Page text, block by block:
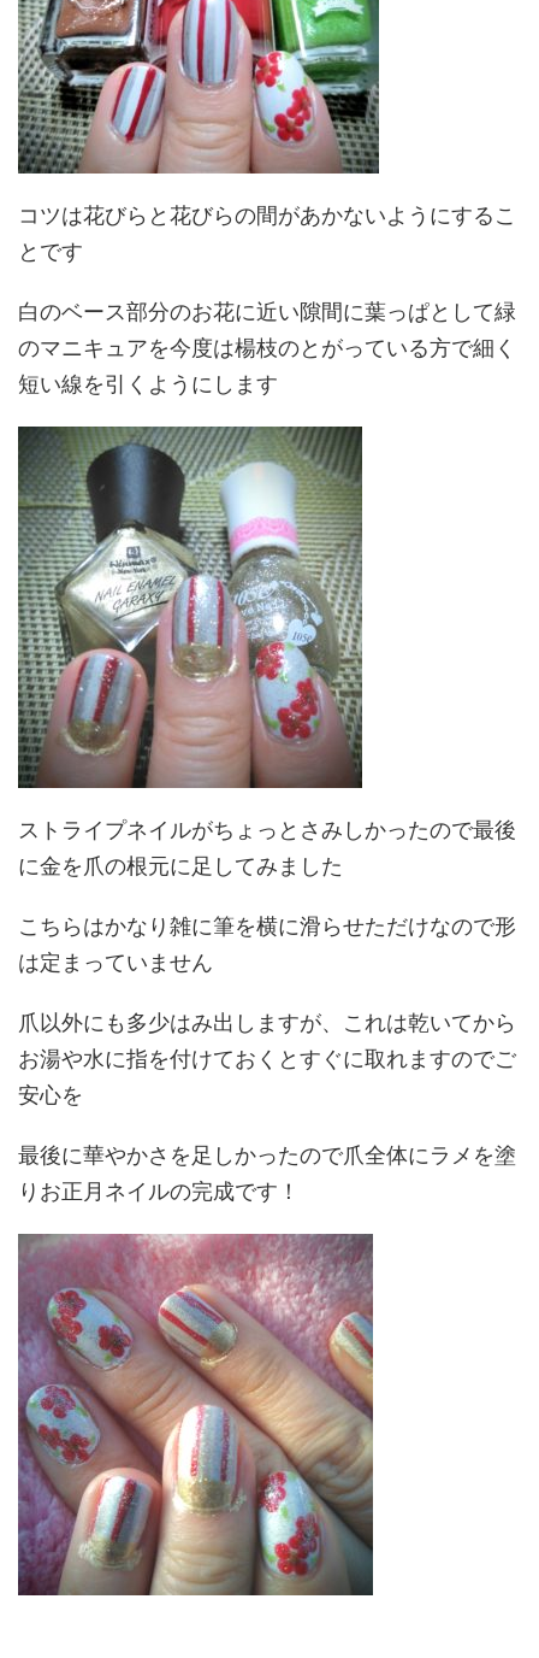
コツは花びらと花びらの間があかないようにするこ
とです
白のベース部分のお花に近い隙間に葉っぱとして緑
のマニキュアを今度は楊枝のとがっている方で細く
短い線を引くようにします
ストライプネイルがちょっとさみしかったので最後
に金を爪の根元に足してみました
こちらはかなり雑に筆を横に滑らせただけなので形
は定まっていません
爪以外にも多少はみ出しますが、これは乾いてから
お湯や水に指を付けておくとすぐに取れますのでご
安心を
最後に華やかさを足しかったので爪全体にラメを塗
りお正月ネイルの完成です！